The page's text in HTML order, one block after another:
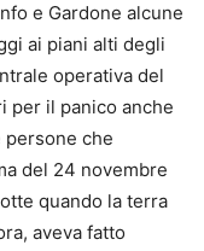
e Gardone alcune
ai piani alti degli
operativa del
per il panico anche
persone che
del 24 novembre
quando la terra
aveva fatto